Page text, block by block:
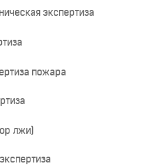
экспертиза
пожара
лжи)